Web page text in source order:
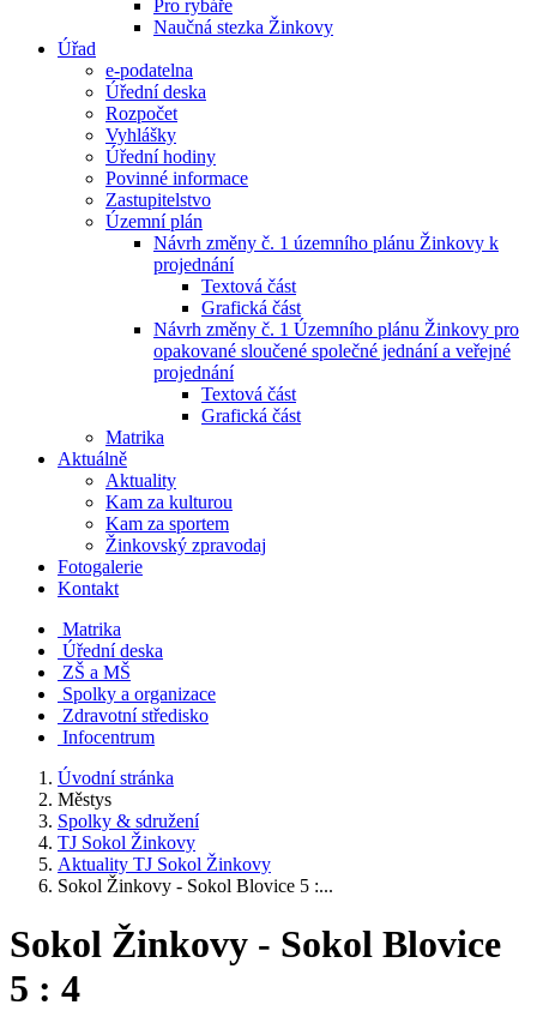
Pro rybáře
Naučná stezka Žinkovy
Úřad
e-podatelna
Úřední deska
Rozpočet
Vyhlášky
Úřední hodiny
Povinné informace
Zastupitelstvo
Územní plán
Návrh změny č. 1 územního plánu Žinkovy k
projednání
Textová část
Grafická část
Návrh změny č. 1 Územního plánu Žinkovy pro
opakované sloučené společné jednání a veřejné
projednání
Textová část
Grafická část
Matrika
Aktuálně
Aktuality
Kam za kulturou
Kam za sportem
Žinkovský zpravodaj
Fotogalerie
Kontakt
Matrika
Úřední deska
ZŠ a MŠ
Spolky a organizace
Zdravotní středisko
Infocentrum
Úvodní stránka
Městys
Spolky & sdružení
TJ Sokol Žinkovy
Aktuality TJ Sokol Žinkovy
Sokol Žinkovy - Sokol Blovice 5 :...
Sokol Žinkovy - Sokol Blovice
5 : 4